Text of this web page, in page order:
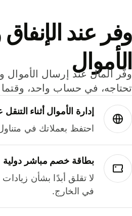
وفر عند
الأموال
تحتاجه، في حساب واحد،
إدارة الأموال أثناء التنقل
احتفظ بعملاتك في
بطاقة خصم مباشر دولية
لا تقلق أبدًا بشأن
في الخارج.